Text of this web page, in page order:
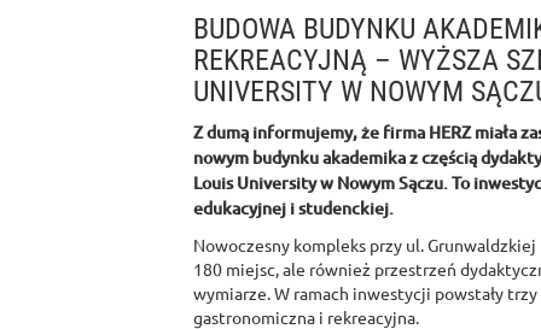
BUDOWA BUDYNKU
REKREACYJNĄ – WYŻSZA
UNIVERSITY W NOWYM
Z dumą informujemy, że firma HERZ miała
nowym budynku akademika z częścią
Louis University w Nowym Sączu. To
edukacyjnej i studenckiej.
Nowoczesny kompleks przy ul.
180 miejsc, ale również przestrzeń
wymiarze. W ramach inwestycji powstały
gastronomiczna i rekreacyjna.